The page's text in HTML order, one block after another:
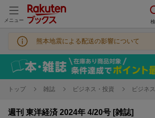
メニュー
熊本地震による配送の影響について
トップ 雑誌 ビジネス・投資 ビジネス
週刊 東洋経済 2024年 4/20号 [雑誌]